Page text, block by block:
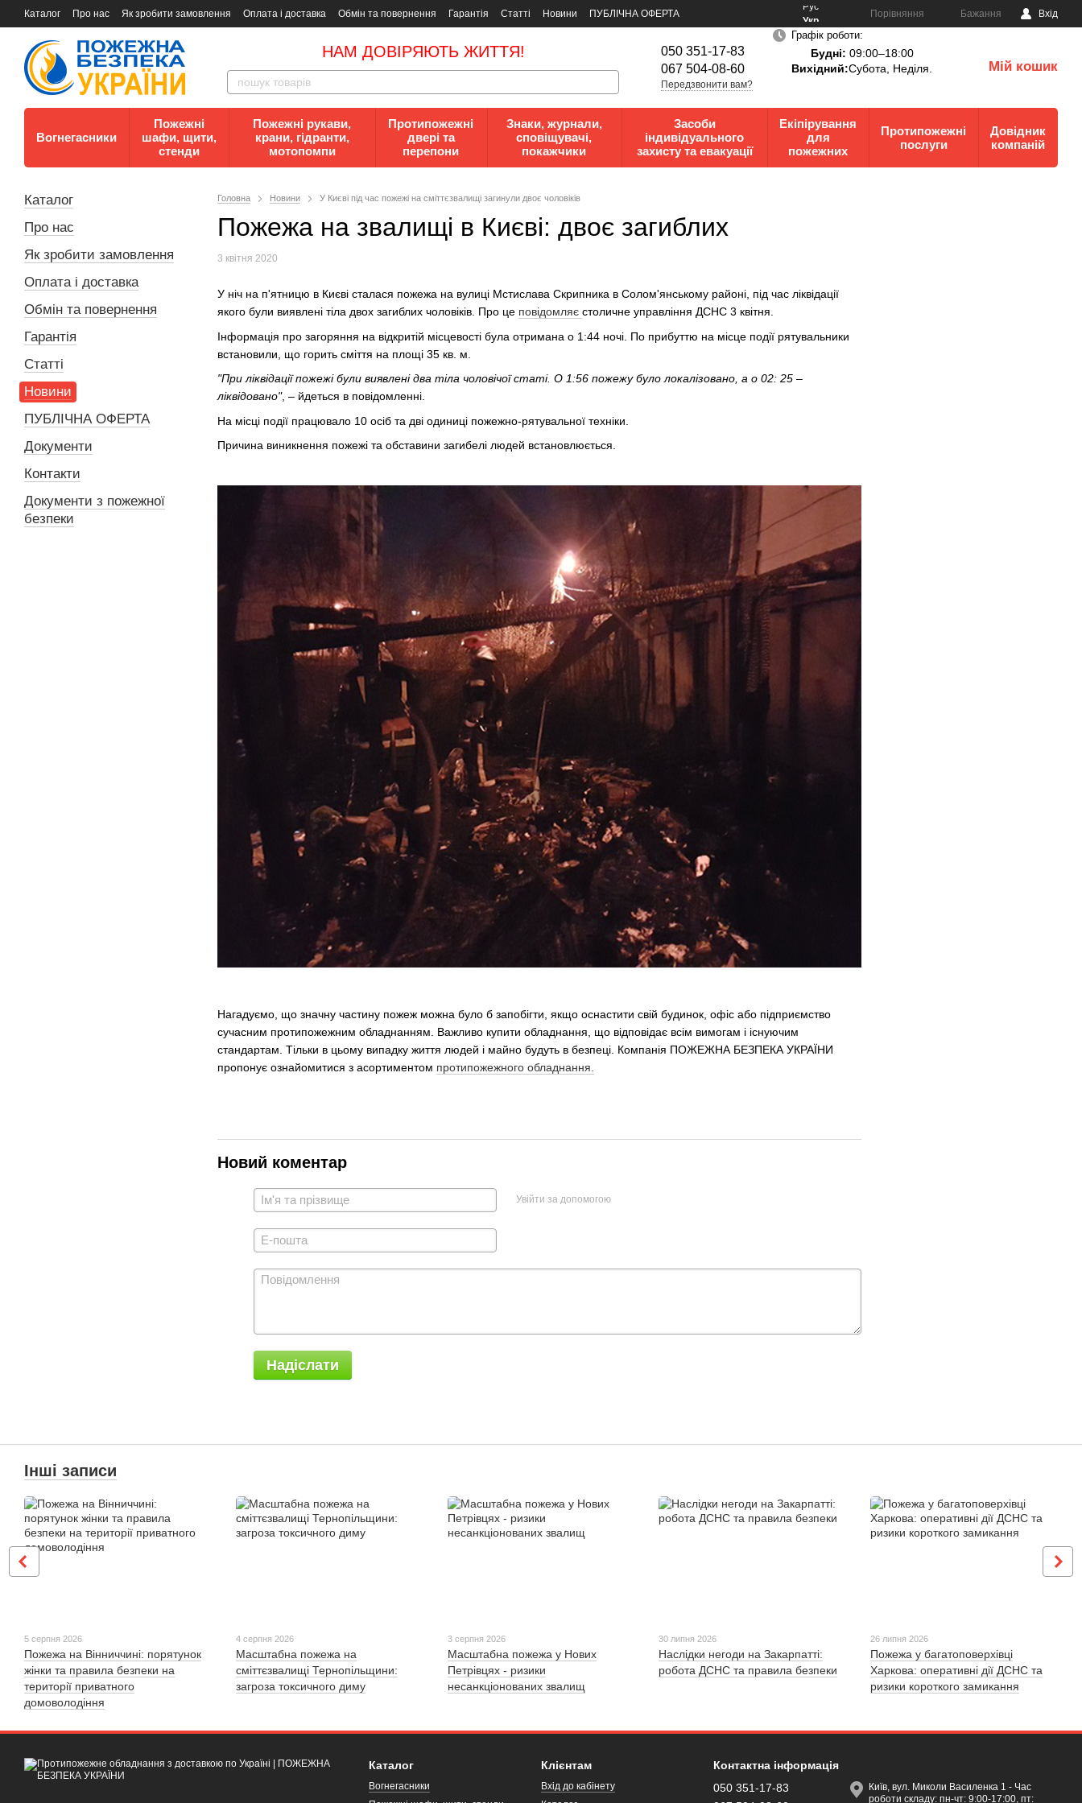
Каталог Про нас Як зробити замовлення Оплата і доставка Обмін та повернення Гарантія Статті Новини
ПУБЛІЧНА ОФЕРТА
Документи
Контакти Документи з пожежної безпеки
Рус
Укр
Порівняння Бажання Вхід
НАМ ДОВІРЯЮТЬ ЖИТТЯ!
050 351-17-83
067 504-08-60
Передзвонити вам?
Графік роботи:
Будні: 09:00–18:00
Вихідний:Субота, Неділя. Мій кошик
Вогнегасники
Пожежні
шафи, щити,
стенди
Пожежні рукави,
крани, гідранти,
мотопомпи
Протипожежні
двері та
перепони
Знаки, журнали,
сповіщувачі,
покажчики
Засоби
індивідуального
захисту та евакуації
Екіпірування
для
пожежних
Протипожежні
послуги
Довідник
компаній
Головна Новини У Києві під час пожежі на сміттєзвалищі загинули двоє чоловіків
Пожежа на звалищі в Києві: двоє загиблих
3 квітня 2020
У ніч на п'ятницю в Києві сталася пожежа на вулиці Мстислава Скрипника в Солом'янському районі, під час ліквідації
якого були виявлені тіла двох загиблих чоловіків. Про це повідомляє столичне управління ДСНС 3 квітня.
Інформація про загоряння на відкритій місцевості була отримана о 1:44 ночі. По прибуттю на місце події рятувальники
встановили, що горить сміття на площі 35 кв. м.
"При ліквідації пожежі були виявлені два тіла чоловічої статі. О 1:56 пожежу було локалізовано, а о 02: 25 –
ліквідовано", – йдеться в повідомленні.
На місці події працювало 10 осіб та дві одиниці пожежно-рятувальної техніки.
Причина виникнення пожежі та обставини загибелі людей встановлюється.
Нагадуємо, що значну частину пожеж можна було б запобігти, якщо оснастити свій будинок, офіс або підприємство
сучасним протипожежним обладнанням. Важливо купити обладнання, що відповідає всім вимогам і існуючим
стандартам. Тільки в цьому випадку життя людей і майно будуть в безпеці. Компанія ПОЖЕЖНА БЕЗПЕКА УКРАЇНИ
пропонує ознайомитися з асортиментом протипожежного обладнання.
Новий коментар
Увійти за допомогою
Надіслати
Каталог
Про нас
Як зробити замовлення
Оплата і доставка
Обмін та повернення
Гарантія
Статті
Новини
ПУБЛІЧНА ОФЕРТА
Документи
Контакти
Документи з пожежної
безпеки
Інші записи
5 серпня 2026
Пожежа на Вінниччині: порятунок
жінки та правила безпеки на
території приватного
домоволодіння
4 серпня 2026
Масштабна пожежа на
сміттєзвалищі Тернопільщини:
загроза токсичного диму
3 серпня 2026
Масштабна пожежа у Нових
Петрівцях - ризики
несанкціонованих звалищ
30 липня 2026
Наслідки негоди на Закарпатті:
робота ДСНС та правила безпеки
26 липня 2026
Пожежа у багатоповерхівці
Харкова: оперативні дії ДСНС та
ризики короткого замикання
Каталог
Вогнегасники
Клієнтам
Вхід до кабінету
Контактна інформація
050 351-17-83
Київ, вул. Миколи Василенка 1 - Час
роботи складу: пн-чт: 9:00-17:00, пт: